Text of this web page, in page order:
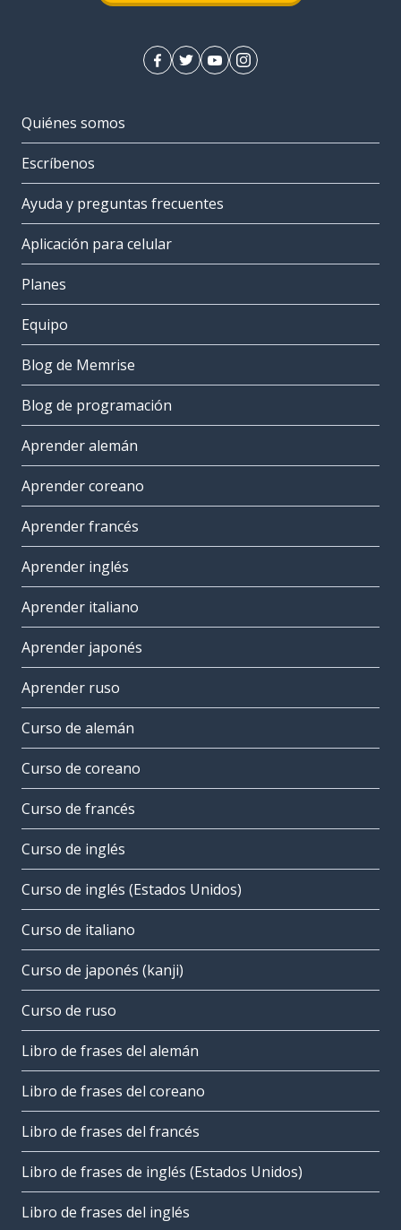
Quiénes somos
Escríbenos
Ayuda y preguntas frecuentes
Aplicación para celular
Planes
Equipo
Blog de Memrise
Blog de programación
Aprender alemán
Aprender coreano
Aprender francés
Aprender inglés
Aprender italiano
Aprender japonés
Aprender ruso
Curso de alemán
Curso de coreano
Curso de francés
Curso de inglés
Curso de inglés (Estados Unidos)
Curso de italiano
Curso de japonés (kanji)
Curso de ruso
Libro de frases del alemán
Libro de frases del coreano
Libro de frases del francés
Libro de frases de inglés (Estados Unidos)
Libro de frases del inglés